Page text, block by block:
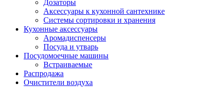
Дозаторы
Аксессуары к кухонной сантехнике
Системы сортировки и хранения
Кухонные аксессуары
Аромадиспенсеры
Посуда и утварь
Посудомоечные машины
Встраиваемые
Распродажа
Очистители воздуха